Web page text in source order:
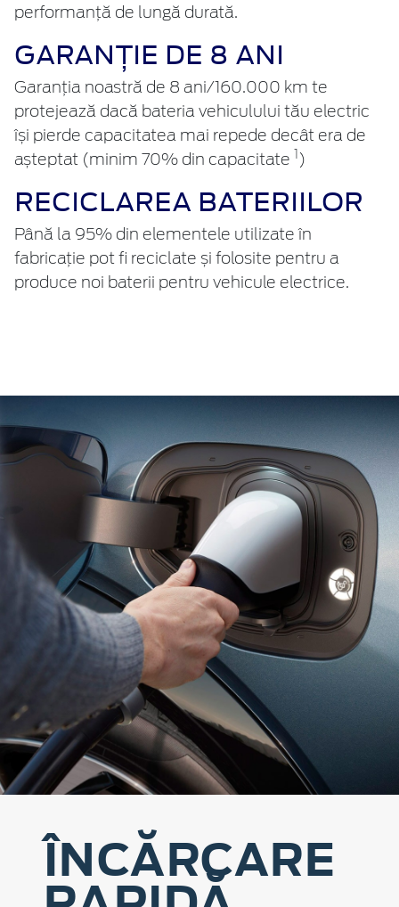
performanță de lungă durată.
GARANȚIE DE 8 ANI
Garanția noastră de 8 ani/160.000 km te
protejează dacă bateria vehiculului tău electric
își pierde capacitatea mai repede decât era de
așteptat (minim 70% din capacitate
)
RECICLAREA BATERIILOR
Până la 95% din elementele utilizate în
fabricație pot fi reciclate și folosite pentru a
produce noi baterii pentru vehicule electrice.
ÎNCĂRCARE